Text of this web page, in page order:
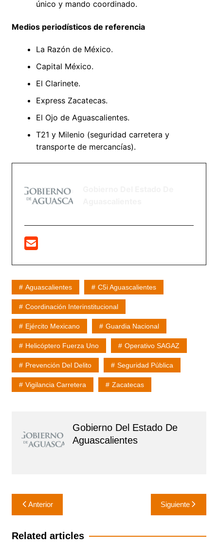
único y mando coordinado.
Medios periodísticos de referencia
La Razón de México.
Capital México.
El Clarinete.
Express Zacatecas.
El Ojo de Aguascalientes.
T21 y Milenio (seguridad carretera y
transporte de mercancías).
Aguascalientes C5i Aguascalientes
Coordinación Interinstitucional
Ejército Mexicano Guardia Nacional
Helicóptero Fuerza Uno Operativo SAGAZ
Prevención Del Delito Seguridad Pública
Vigilancia Carretera Zacatecas
Gobierno Del Estado De
Aguascalientes
Navegación
de
entradas
Anterior Siguiente
Related articles